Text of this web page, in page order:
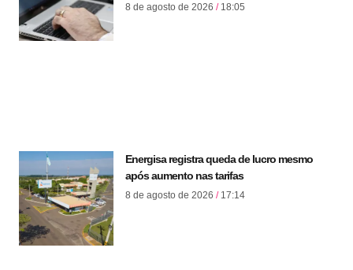
8 de agosto de 2026 18:05
Energisa registra queda de lucro mesmo
após aumento nas tarifas
8 de agosto de 2026 17:14